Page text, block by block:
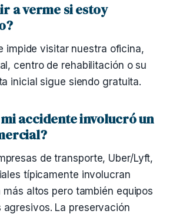
a verme si estoy
impide visitar nuestra oficina,
centro de rehabilitación o su
inicial sigue siendo gratuita.
mi accidente involucró un
de transporte, Uber/Lyft,
típicamente involucran
más altos pero también equipos
agresivos. La preservación